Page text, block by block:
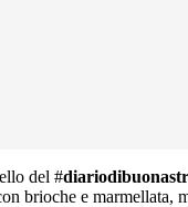
del #
brioche e marmellata,